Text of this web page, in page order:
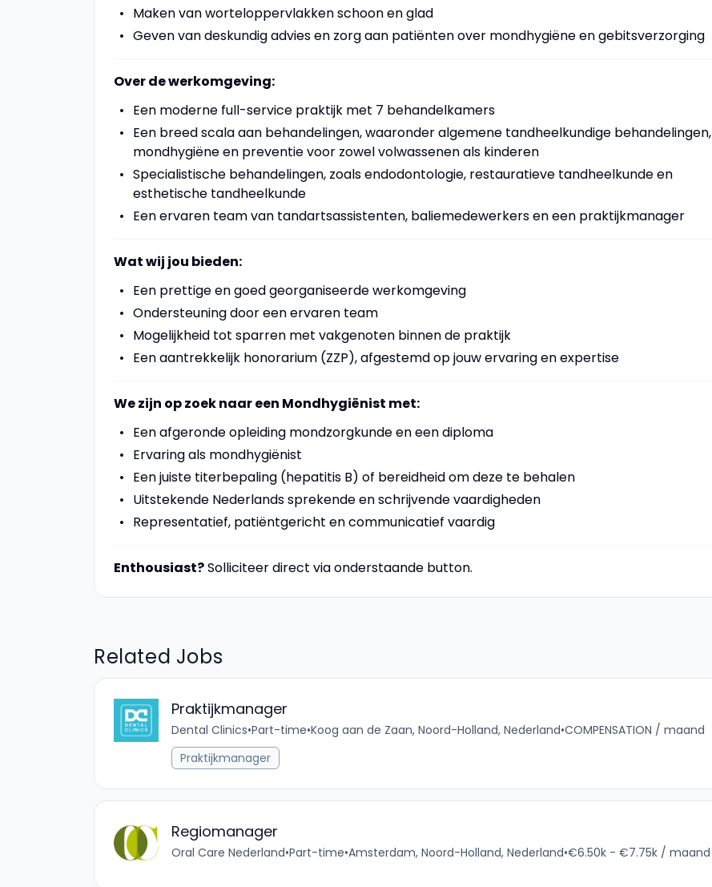
Maken van worteloppervlakken schoon en glad
Geven van deskundig advies en zorg aan patiënten over mondhygiëne en gebitsverzorging
Over de werkomgeving:
Een moderne full-service praktijk met 7 behandelkamers
Een breed scala aan behandelingen, waaronder algemene tandheelkundige behandelingen,
mondhygiëne en preventie voor zowel volwassenen als kinderen
Specialistische behandelingen, zoals endodontologie, restauratieve tandheelkunde en
esthetische tandheelkunde
Een ervaren team van tandartsassistenten, baliemedewerkers en een praktijkmanager
Wat wij jou bieden:
Een prettige en goed georganiseerde werkomgeving
Ondersteuning door een ervaren team
Mogelijkheid tot sparren met vakgenoten binnen de praktijk
Een aantrekkelijk honorarium (ZZP), afgestemd op jouw ervaring en expertise
We zijn op zoek naar een Mondhygiënist met:
Een afgeronde opleiding mondzorgkunde en een diploma
Ervaring als mondhygiënist
Een juiste titerbepaling (hepatitis B) of bereidheid om deze te behalen
Uitstekende Nederlands sprekende en schrijvende vaardigheden
Representatief, patiëntgericht en communicatief vaardig
Enthousiast?Solliciteer direct via onderstaande button.
Related Jobs
Praktijkmanager
Dental Clinics•Part-time•Koog aan de Zaan, Noord-Holland, Nederland•COMPENSATION / maand
Praktijkmanager
Regiomanager
Oral Care Nederland•Part-time•Amsterdam, Noord-Holland, Nederland•€6.50k - €7.75k / maand